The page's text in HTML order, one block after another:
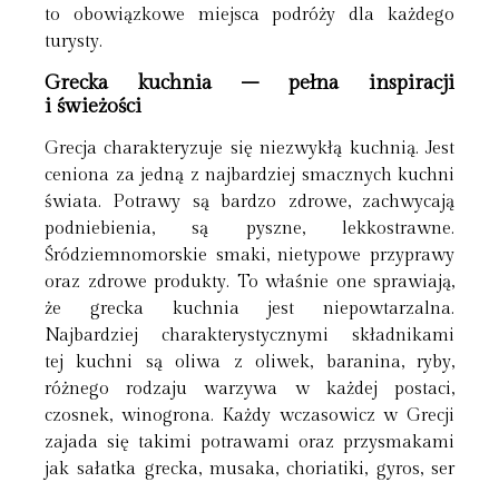
to obowiązkowe miejsca podróży dla każdego
turysty.
Grecka kuchnia – pełna inspiracji
i świeżości
Grecja charakteryzuje się niezwykłą kuchnią. Jest
ceniona za jedną z najbardziej smacznych kuchni
świata. Potrawy są bardzo zdrowe, zachwycają
podniebienia, są pyszne, lekkostrawne.
Śródziemnomorskie smaki, nietypowe przyprawy
oraz zdrowe produkty. To właśnie one sprawiają,
że grecka kuchnia jest niepowtarzalna.
Najbardziej charakterystycznymi składnikami
tej kuchni są oliwa z oliwek, baranina, ryby,
różnego rodzaju warzywa w każdej postaci,
czosnek, winogrona. Każdy wczasowicz w Grecji
zajada się takimi potrawami oraz przysmakami
jak sałatka grecka, musaka, choriatiki, gyros, ser